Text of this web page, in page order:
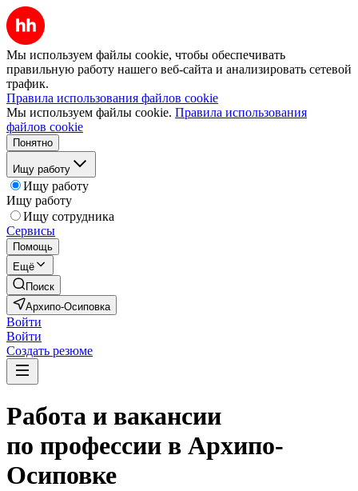
Мы используем файлы cookie, чтобы обеспечивать
правильную работу нашего веб-сайта и анализировать сетевой
трафик.
Правила использования файлов cookie
Мы используем файлы cookie. Правила использования
файлов cookie
Понятно
Ищу работу
Ищу работу
Ищу работу
Ищу сотрудника
Сервисы
Помощь
Ещё
Поиск
Архипо-Осиповка
Войти
Войти
Создать резюме
Работа и вакансии
по профессии в Архипо-
Осиповке